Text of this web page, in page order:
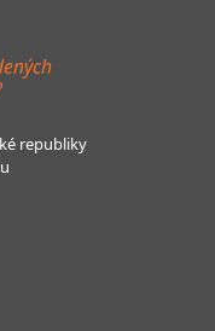
republiky